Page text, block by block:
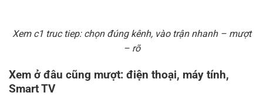
Xem c1 truc tiep: chọn đúng kênh, vào trận nhanh – mượt
– rõ
Xem ở đâu cũng mượt: điện thoại, máy tính,
Smart TV